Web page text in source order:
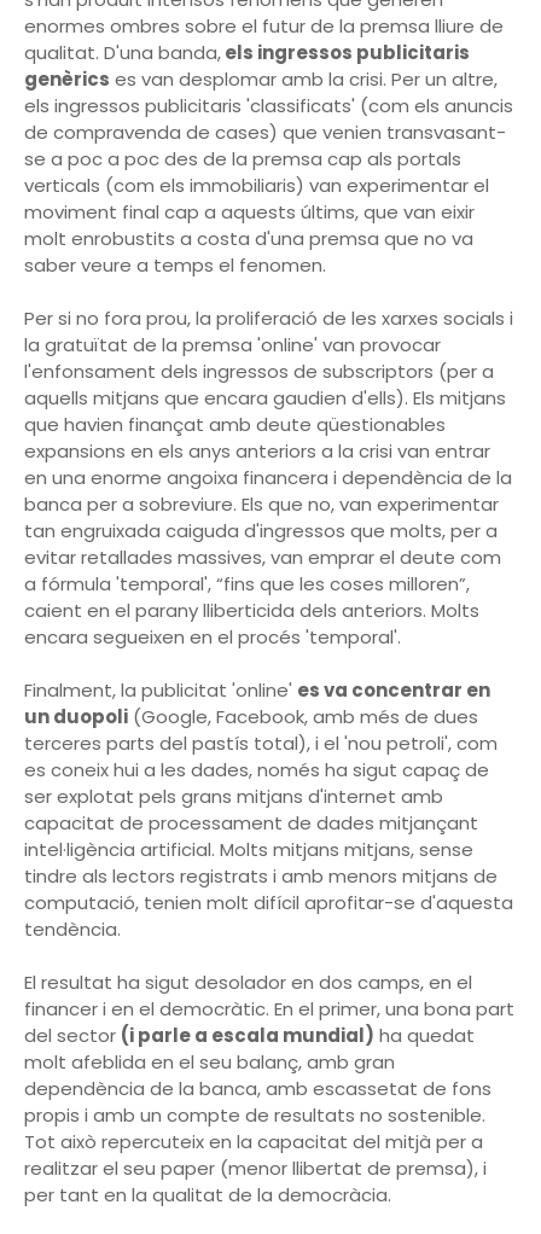
enormes ombres sobre el futur de la premsa lliure de
qualitat. D'una banda,els ingressos publicitaris
genèrics es van desplomar amb la crisi. Per un altre,
els ingressos publicitaris 'classificats' (com els anuncis
de compravenda de cases) que venien transvasant-
se a poc a poc des de la premsa cap als portals
verticals (com els immobiliaris) van experimentar el
moviment final cap a aquests últims, que van eixir
molt enrobustits a costa d'una premsa que no va
saber veure a temps el fenomen.
Per si no fora prou, la proliferació de les xarxes socials i
la gratuïtat de la premsa 'online' van provocar
l'enfonsament dels ingressos de subscriptors (per a
aquells mitjans que encara gaudien d'ells). Els mitjans
que havien finançat amb deute qüestionables
expansions en els anys anteriors a la crisi van entrar
en una enorme angoixa financera i dependència de la
banca per a sobreviure. Els que no, van experimentar
tan engruixada caiguda d'ingressos que molts, per a
evitar retallades massives, van emprar el deute com
a fórmula 'temporal', “fins que les coses milloren”,
caient en el parany lliberticida dels anteriors. Molts
encara segueixen en el procés 'temporal'.
Finalment, la publicitat 'online' es va concentrar en
un duopoli (Google, Facebook, amb més de dues
terceres parts del pastís total), i el 'nou petroli', com
es coneix hui a les dades, només ha sigut capaç de
ser explotat pels grans mitjans d'internet amb
capacitat de processament de dades mitjançant
intel·ligència artificial. Molts mitjans mitjans, sense
tindre als lectors registrats i amb menors mitjans de
computació, tenien molt difícil aprofitar-se d'aquesta
tendència.
El resultat ha sigut desolador en dos camps, en el
financer i en el democràtic. En el primer, una bona part
del sector (i parle a escala mundial) ha quedat
molt afeblida en el seu balanç, amb gran
dependència de la banca, amb escassetat de fons
propis i amb un compte de resultats no sostenible.
Tot això repercuteix en la capacitat del mitjà per a
realitzar el seu paper (menor llibertat de premsa), i
per tant en la qualitat de la democràcia.